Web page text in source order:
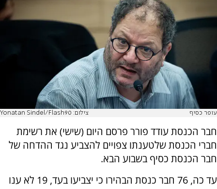
עופר כסיף צילום: Yonatan Sindel/Flash90
חבר הכנסת עודד פורר פרסם היום (שישי) את רשימת
חברי הכנסת שלטענתו צפויים להצביע נגד ההדחה של
חבר הכנסת כסיף בשבוע הבא.
עד כה, 76 חבר כנסת הבהירו כי יצביעו בעד, 19 לא ענו